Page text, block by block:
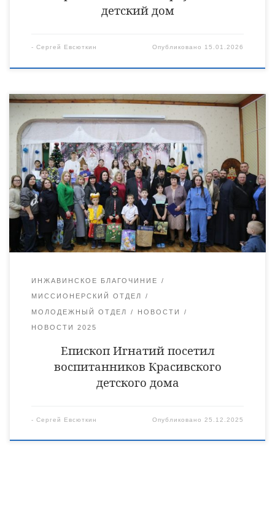
детский дом
- Сергей Евсюткин Опубликовано 15.01.2026
25 декабря в ТОГБУ «Центр поддержки семьи и помощи
детям «Семейный причал» в селе Красивка Инжавинского
муниципального округа состоялся праздничный концерт,
посвящённый приближающимся праздникам Нового Года и
Рождества Христова. Мероприятие собрало большое
количество гостей, среди которых были представители
государственных структур, благотворители и духовенство.
Особое внимание привлекли воспитанники центра,
продемонстрировавшие свои творческие способности. Они
выступили […]
ИНЖАВИНСКОЕ БЛАГОЧИНИЕ
МИССИОНЕРСКИЙ ОТДЕЛ
МОЛОДЕЖНЫЙ ОТДЕЛ НОВОСТИ
НОВОСТИ 2025
Епископ Игнатий посетил
воспитанников Красивского
детского дома
- Сергей Евсюткин Опубликовано25.12.2025